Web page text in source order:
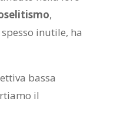
,
inutile, ha
bassa
il